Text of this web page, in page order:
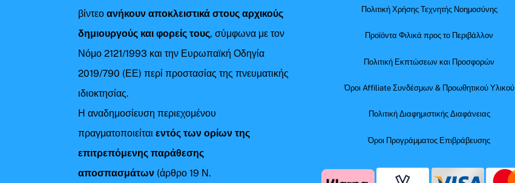
βίντεοανήκουν αποκλειστικά στους αρχικούς
δημιουργούς και φορείς τους, σύμφωνα με τον
Νόμο 2121/1993 και την Ευρωπαϊκή Οδηγία
2019/790 (ΕΕ) περί προστασίας της πνευματικής
ιδιοκτησίας.
Η αναδημοσίευση περιεχομένου
πραγματοποιείταιεντός των ορίων της
επιτρεπόμενης παράθεσης
αποσπασμάτων (άρθρο 19 Ν.
Πολιτική Χρήσης Τεχνητής Νοημοσύνης
Προϊόντα Φιλικά προς το Περιβάλλον
Πολιτική Εκπτώσεων και Προσφορών
Όροι Affiliate Συνδέσμων & Προωθητικού Υλικού
Πολιτική Διαφημιστικής Διαφάνειας
Όροι Προγράμματος Επιβράβευσης